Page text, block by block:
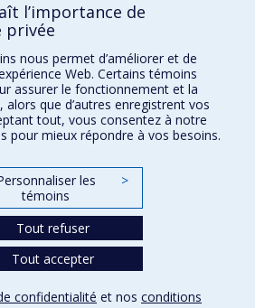
SCIENCES
l’importance de
privée
nous permet d’améliorer et de
Web. Certains témoins
assurer le fonctionnement et la
alors que d’autres enregistrent vos
tout, vous consentez à notre
pour mieux répondre à vos besoins.
les
témoins
>
Tout refuser
Tout accepter
confidentialité et nos conditions